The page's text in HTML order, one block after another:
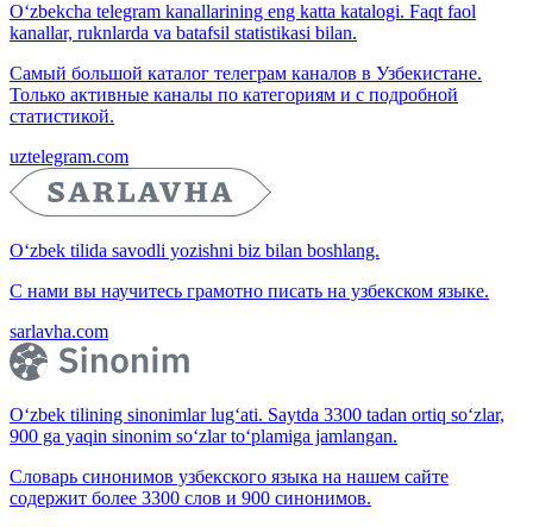
O‘zbekcha telegram kanallarining eng katta katalogi. Faqt faol
kanallar, ruknlarda va batafsil statistikasi bilan.
Самый большой каталог телеграм каналов в Узбекистане.
Только активные каналы по категориям и с подробной
статистикой.
uztelegram.com
O‘zbek tilida savodli yozishni biz bilan boshlang.
С нами вы научитесь грамотно писать на узбекском языке.
sarlavha.com
O‘zbek tilining sinonimlar lug‘ati. Saytda 3300 tadan ortiq so‘zlar,
900 ga yaqin sinonim so‘zlar to‘plamiga jamlangan.
Словарь синонимов узбекского языка на нашем сайте
содержит более 3300 слов и 900 синонимов.